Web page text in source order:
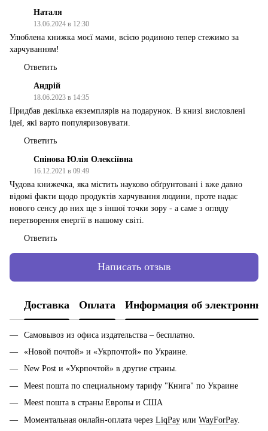
Наталя
13.06.2024 в 12:30
Улюблена книжка моєї мами, всією родиною тепер стежимо за
харчуванням!
Ответить
Андрій
18.06.2023 в 14:35
Придбав декілька екземплярів на подарунок. В книзі висловлені
ідеї, які варто популяризовувати.
Ответить
Спінова Юлія Олексіївна
16.12.2021 в 09:49
Чудова книжечка, яка містить науково обґрунтовані і вже давно
відомі факти щодо продуктів харчування людини, проте надає
нового сенсу до них ще з іншої точки зору - а саме з огляду
перетворення енергії в нашому світі.
Ответить
Написать отзыв
Доставка Оплата Информация об
Самовывоз из офиса издательства – бесплатно.
«Новой почтой» и «Укрпочтой» по Украине.
New Post и «Укрпочтой» в другие страны.
Meest пошта по специальному тарифу "Книга" по Украине
Meest пошта в страны Европы и США
Моментальная онлайн-оплата через LiqPay или WayForPay.